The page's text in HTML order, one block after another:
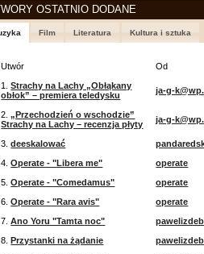
OSTATNIO DODANE
Film Literatura Kultura i sztuka
Utwór
Od
1.Strachy na Lachy „Obłąkany
obłok” – premiera teledysku
ja-g-
2.„Przechodzień o wschodzie”
Strachy na Lachy – recenzja płyty
ja-g-
3.deeskalować
4.Operate - "Libera me"
operate
5.Operate - "Comedamus"
operate
6.Operate - "Rara avis"
operate
7.Ano Yoru "Tamta noc"
8.Przystanki na żądanie